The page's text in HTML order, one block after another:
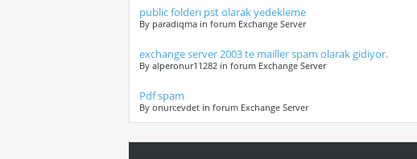
public folderı pst olarak yedekleme
By paradiqma in forum Exchange Server
exchange server 2003 te mailler spam olarak gidiyor.
By alperonur11282 in forum Exchange Server
Pdf spam
By onurcevdet in forum Exchange Server